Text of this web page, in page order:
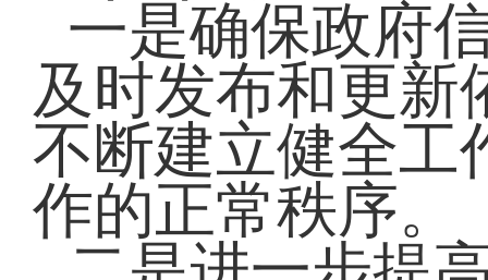
一是确保政府
及时发布和更新
不断建立健全工
作的正常秩序。